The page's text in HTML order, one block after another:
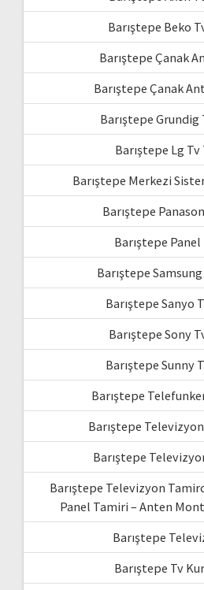
Barıştepe Beko
Barıştepe Çanak
Barıştepe Çanak
Barıştepe Grundig
Barıştepe Lg
Barıştepe Merkezi
Barıştepe
Barıştepe
Barıştepe
Barıştepe Sanyo
Barıştepe Sony
Barıştepe Sunny
Barıştepe
Barıştepe
Barıştepe
Barıştepe Televizyon
Panel Tamiri – Anten
Barıştepe
Barıştepe Tv